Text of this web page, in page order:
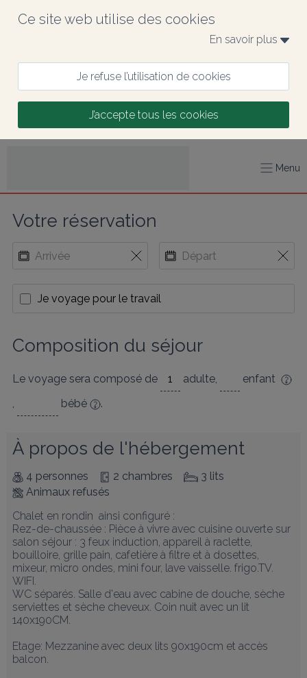
Ce site web utilise des cookies
En savoir plus
Je refuse l’utilisation de cookies
J’accepte tous les cookies
Menu
Votre réservation
Je voyage pour le travail
Composition du séjour
Le voyage sera composé de adulte,
enfant
,
bébé .
À propos de l'hébergement
4 personnes 2 chambres
3 lits
Animaux refusés
Chalet en rondin  ainsi configuré :
Rez-de-chaussée : Pièce à vivre avec cuisine ouverte sur
salon séjour : 3 feux induction, appareil à raclette,
bouilloire, grille pain, cafetière à filtre et à dosettes,
mixeur, micro ondes, mini four, lave vaisselle. frigo.TV.
WIFI.
WC séparés. Salle d'eau avec cabine de douche, sèche
serviettes et sèche cheveux. Coin nuit avec un lit
140x190CM.
Etage: Mezzanine avec deux lits 90x190cm et accès
balcon.